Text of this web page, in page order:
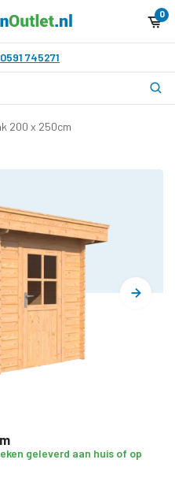
0
745271
200 x 250cm
geleverd aan huis of op